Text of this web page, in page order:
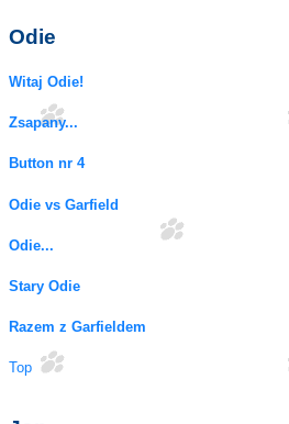
Odie
Witaj Odie!
Zsapany...
Button nr 4
Odie vs Garfield
Odie...
Stary Odie
Razem z Garfieldem
Top